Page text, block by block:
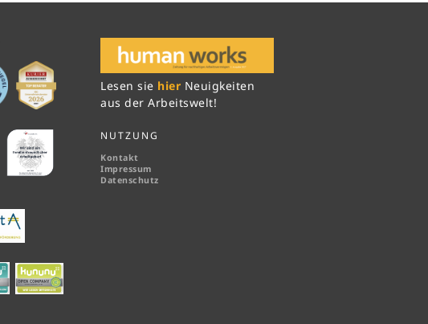
Lesen sie hier Neuigkeiten
aus der Arbeitswelt!
NUTZUNG
Kontakt
Impressum
Datenschutz